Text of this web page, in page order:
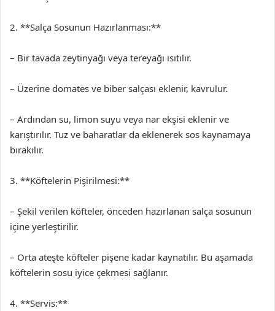
2. **Salça Sosunun Hazırlanması:**
– Bir tavada zeytinyağı veya tereyağı ısıtılır.
– Üzerine domates ve biber salçası eklenir, kavrulur.
– Ardından su, limon suyu veya nar ekşisi eklenir ve
karıştırılır. Tuz ve baharatlar da eklenerek sos kaynamaya
bırakılır.
3. **Köftelerin Pişirilmesi:**
– Şekil verilen köfteler, önceden hazırlanan salça sosunun
içine yerleştirilir.
– Orta ateşte köfteler pişene kadar kaynatılır. Bu aşamada
köftelerin sosu iyice çekmesi sağlanır.
4. **Servis:**